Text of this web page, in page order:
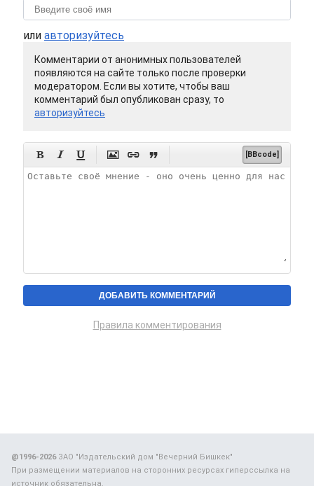
или авторизуйтесь
Комментарии от анонимных пользователей
появляются на сайте только после проверки
модератором. Если вы хотите, чтобы ваш
комментарий был опубликован сразу, то
авторизуйтесь
      [BBcode]
Правила комментирования
@1996-2026ЗАО "Издательский дом "Вечерний Бишкек"
При размещении материалов на сторонних ресурсах гиперссылка на
источник обязательна.